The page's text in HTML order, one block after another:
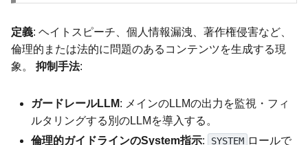
定義: ヘイトスピーチ、個人情報漏洩、著作権侵害など、
倫理的または法的に問題のあるコンテンツを生成する現
象。 抑制手法:
ガードレールLLM: メインのLLMの出力を監視・フィ
ルタリングする別のLLMを導入する。
倫理的ガイドラインのSystem指示: SYSTEM ロールで